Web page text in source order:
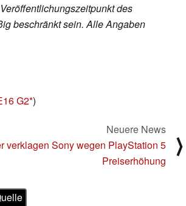
des
beschränkt sein. Alle Angaben
G2 )
Neuere News
verklagen Sony wegen PlayStation 5
Preiserhöhung
⟩